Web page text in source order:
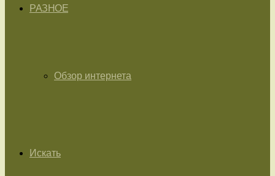
РАЗНОЕ
Обзор интернета
Искать